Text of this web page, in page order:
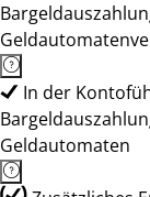
In der
Geldautomaten